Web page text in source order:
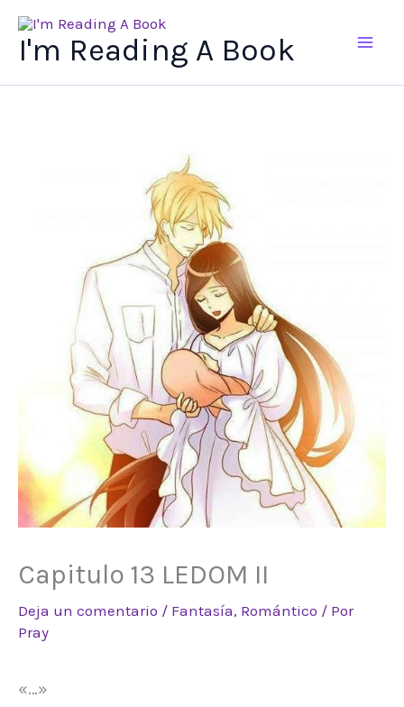
I'm Reading A Book
Capitulo 13 LEDOM II
Deja un comentario / Fantasía, Romántico / Por
Pray
«…»